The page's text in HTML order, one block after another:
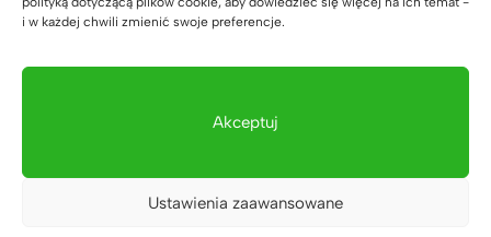
i w każdej chwili zmienić swoje preferencje.
Akceptuj
Ustawienia zaawansowane
29 lipca 2026
Adwokackiej Adwokat Marty
28 lipca 2026